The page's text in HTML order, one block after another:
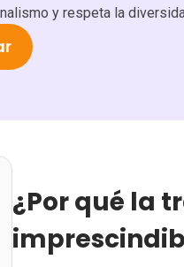
y respeta la
¿Por qué la